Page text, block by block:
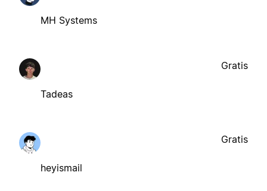
MH Systems
Tadeas
Gratis
heyismail
Gratis